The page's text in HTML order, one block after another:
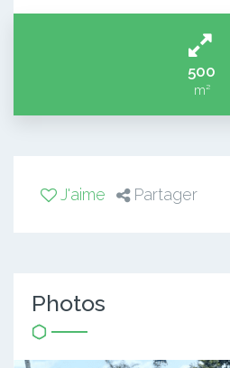
500
m²
J'aime Partager
Photos